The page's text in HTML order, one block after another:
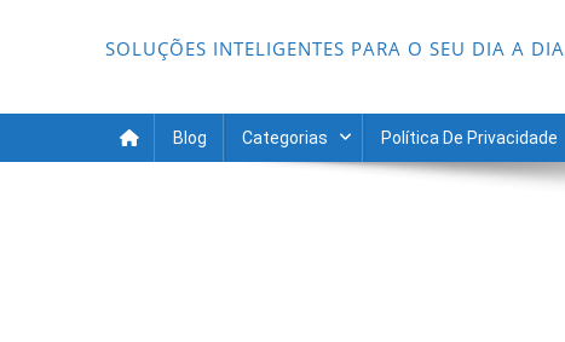
SOLUÇÕES INTELIGENTES PARA O SEU DIA A DIA
Blog Categorias Política De Privacidade